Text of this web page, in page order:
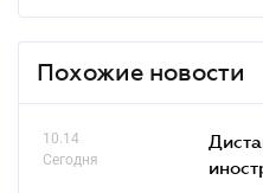
Похожие новости
10.14
Сегодня